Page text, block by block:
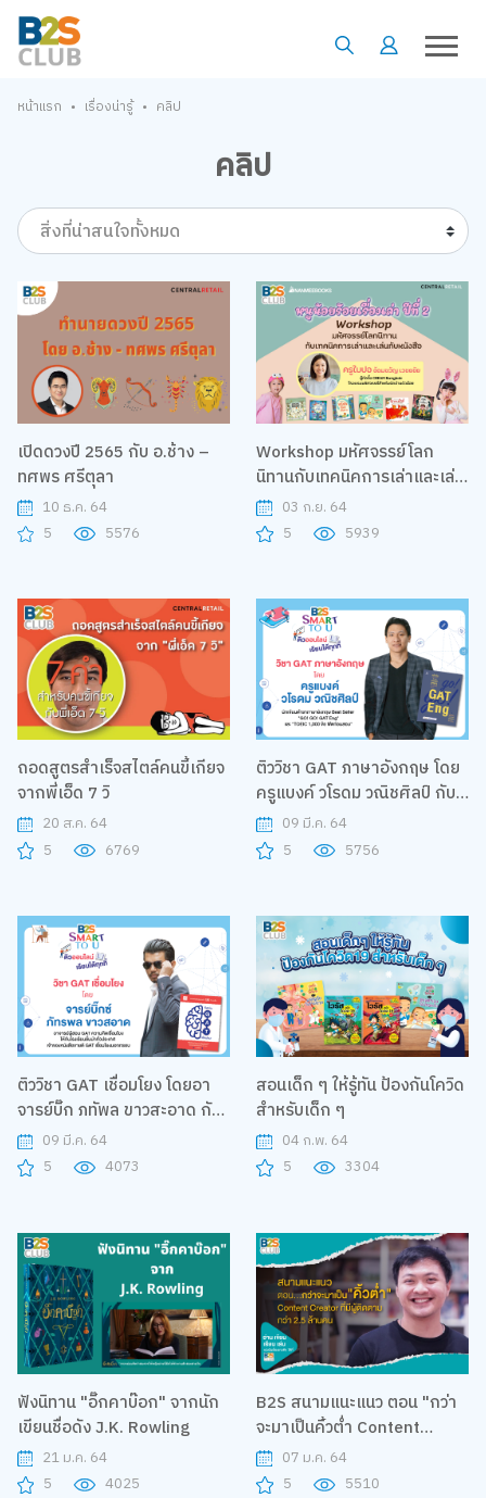
หน้าแรก • เรื่องน่ารู้ • คลิป
คลิป
สิ่งที่น่าสนใจทั้งหมด
เปิดดวงปี 2565 กับ อ.ช้าง –
ทศพร ศรีตุลา
10 ธ.ค. 64
5
5576
Workshop มหัศจรรย์โลก
นิทานกับเทคนิคการเล่าและเล่น
กับหนังสือ โดยคุณครูใบปอ
03 ก.ย. 64
5
5939
ถอดสูตรสำเร็จสไตล์คนขี้เกียจ
จากพี่เอ็ด 7 วิ
20 ส.ค. 64
5
6769
ติววิชา GAT ภาษาอังกฤษ โดย
ครูแบงค์ วโรดม วณิชศิลป์ กับ
โครงการ B2S Smart to U
09 มี.ค. 64
5
5756
ติววิชา GAT เชื่อมโยง โดยอา
จารย์บิ๊ก ภทัพล ขาวสะอาด กับ
โครงการ B2S Smart to U
09 มี.ค. 64
5
4073
สอนเด็ก ๆ ให้รู้ทัน ป้องกันโควิด
สำหรับเด็ก ๆ
04 ก.พ. 64
5
3304
ฟังนิทาน "อิ๊กคาบ๊อก" จากนัก
เขียนชื่อดัง J.K. Rowling
21 ม.ค. 64
5
4025
B2S สนามแนะแนว ตอน "กว่า
จะมาเป็นคิ้วต่ำ Content
Creator ที่มีผู้ติดตามกว่า 2.5
ล้านคน"
07 ม.ค. 64
5
5510